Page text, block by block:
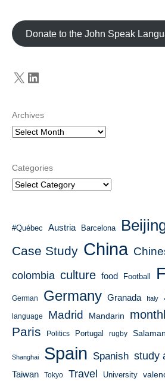
Donate to the John Speak
X LinkedIn
Archives
Categories
#Québec Austria Barcelona
Case Study China
colombia culture food Football
German Germany Granada Italy
language Madrid Mandarin
Paris Politics Portugal rugby
Shanghai Spain Spanish study
Taiwan Tokyo Travel University